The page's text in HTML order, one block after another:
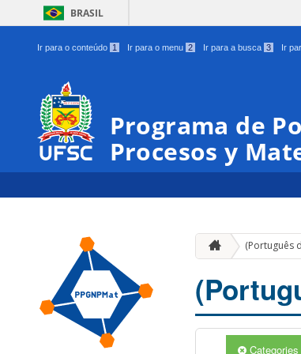
BRASIL
Ir para o conteúdo 1 Ir para o menu 2 Ir para a busca 3 Ir
Programa de
Procesos y
(Português
Categories